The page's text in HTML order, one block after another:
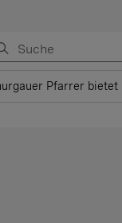
Pfarrer